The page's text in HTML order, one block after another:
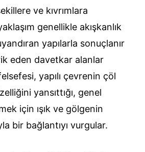
ve kıvrımlara
genellikle akışkanlık
yapılarla sonuçlanır
eden davetkar alanlar
yapılı çevrenin çöl
yansıttığı, genel
için ışık ve gölgenin
bir bağlantıyı vurgular.